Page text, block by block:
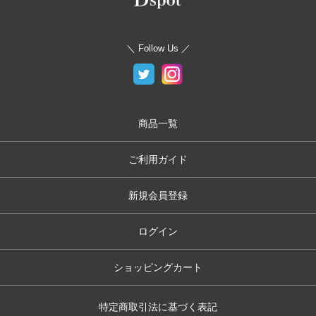
＼ Follow Us ／
商品一覧
ご利用ガイド
新規会員登録
ログイン
ショッピングカート
特定商取引法に基づく表記